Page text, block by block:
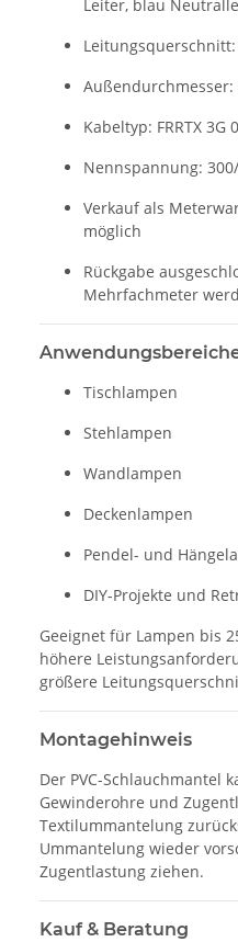
Leiter, blau
Leitungsquerschnitt:
Außendurchmesser:
Kabeltyp: FRRTX 3G
Nennspannung:
Verkauf als
möglich
Rückgabe
Mehrfachmeter
Tischlampen
Stehlampen
Wandlampen
Deckenlampen
Pendel- und
DIY-Projekte und
Geeignet für Lampen bis
höhere
größere
Montagehinweis
Der PVC-Schlauchmantel
Gewinderohre und
Textilummantelung
Ummantelung wieder
Zugentlastung ziehen.
Kauf & Beratung